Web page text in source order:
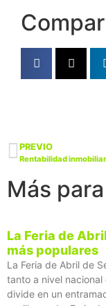
PREVIO
Más
La Feria de
más populares
La Feria de Abril de
tanto a nivel nacional
divide en un